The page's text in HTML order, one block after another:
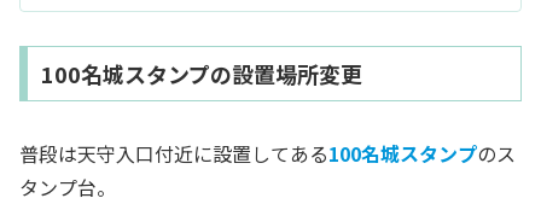
100名城スタンプの設置場所変更
普段は天守入口付近に設置してある100名城スタンプのス
タンプ台。